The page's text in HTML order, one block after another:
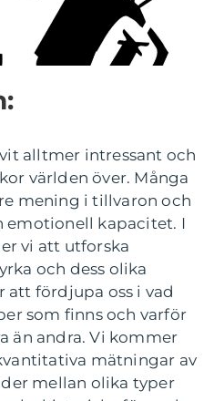
alltmer intressant och
världen över. Många
mening i tillvaron och
emotionell kapacitet. I
vi att utforska
och dess olika
att fördjupa oss i vad
som finns och varför
än andra. Vi kommer
mätningar av
mellan olika typer